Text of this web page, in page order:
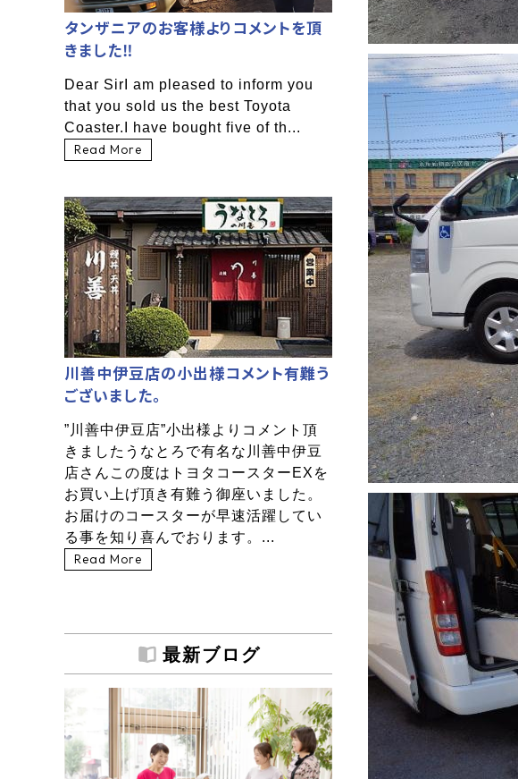
タンザニアのお客様よりコメントを頂
きました‼
Dear SirI am pleased to inform you
that you sold us the best Toyota
Coaster.I have bought five of th...
Read More
川善中伊豆店の小出様コメント有難う
ございました。
”川善中伊豆店”小出様よりコメント頂
きましたうなとろで有名な川善中伊豆
店さんこの度はトヨタコースターEXを
お買い上げ頂き有難う御座いました。
お届けのコースターが早速活躍してい
る事を知り喜んでおります。...
Read More
最新ブログ